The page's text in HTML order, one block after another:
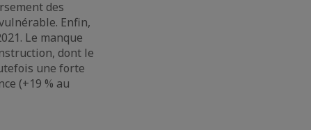
des
Enfin,
Le manque
dont le
une forte
(+19 % au